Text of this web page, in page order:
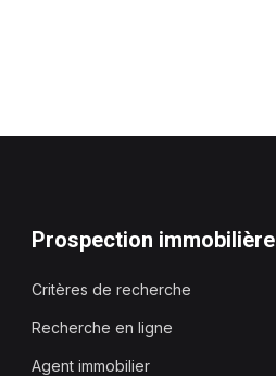
Prospection immobilière
Critères de recherche
Recherche en ligne
Agent immobilier